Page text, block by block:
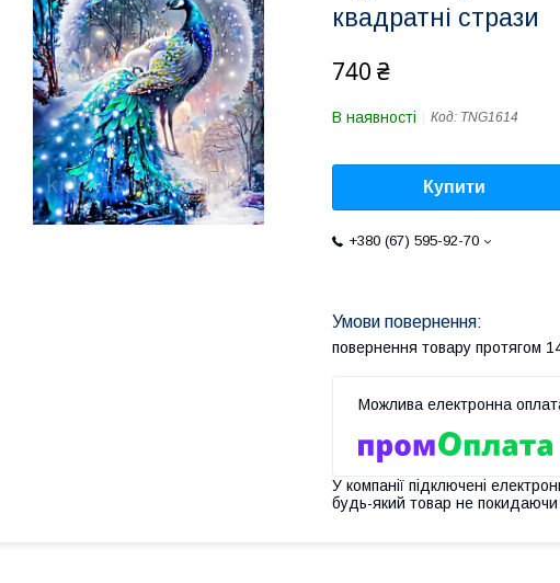
квадратні стрази
740 ₴
В наявності Код: TNG1614
Купити
+380 (67) 595-92-70
повернення товару протягом
У компанії підключені
будь-який товар не покидаючи